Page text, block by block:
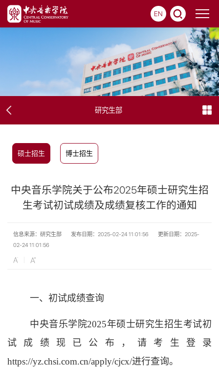
EN
研究生部
硕士招生 博士招生
中央音乐学院关于公布2025年硕士研究生招
生考试初试成绩及成绩复核工作的通知
信息来源：研究生部 发布日期：2025-02-24 11:01:56
更新日期：2025-
02-24 11:01:56
一、初试成绩查询
中央音乐学院2025年硕士研究生招生考试初
试成绩现已公布，请考生登录
https://yz.chsi.com.cn/apply/cjcx/进行查询。